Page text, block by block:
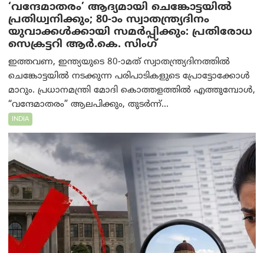
‘വന്ദേമാതരം’ ആദ്യമായി ചെങ്കോട്ടയിൽ
പ്രതിധ്വനിക്കും; 80-ാം സ്വാതന്ത്ര്യദിനം
യുവാക്കൾക്കായി സമർപ്പിക്കും: പ്രതിരോധ
സെക്രട്ടറി ആർ.കെ. സിംഗ്
ഇത്തവണ, ഇന്ത്യയുടെ 80-ാമത് സ്വാതന്ത്ര്യദിനത്തിൽ
ചെങ്കോട്ടയിൽ നടക്കുന്ന പരിപാടികളുടെ പ്രോട്ടോക്കോൾ
മാറും. പ്രധാനമന്ത്രി മോദി കൊത്തളത്തിൽ എത്തുമ്പോൾ,
“വന്ദേമാതരം” ആലപിക്കും, തുടർന്ന്...
INDIA